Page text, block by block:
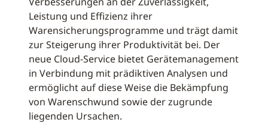
Leistung und Effizienz ihrer
Warensicherungsprogramme und trägt damit
zur Steigerung ihrer Produktivität bei. Der
neue Cloud-Service bietet Gerätemanagement
in Verbindung mit prädiktiven Analysen und
ermöglicht auf diese Weise die Bekämpfung
von Warenschwund sowie der zugrunde
liegenden Ursachen.